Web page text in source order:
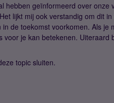
hebben geïnformeerd over onze
lijkt mij ook verstandig om dit
de toekomst voorkomen. Als je
voor je kan betekenen. Uiteraard
topic sluiten.